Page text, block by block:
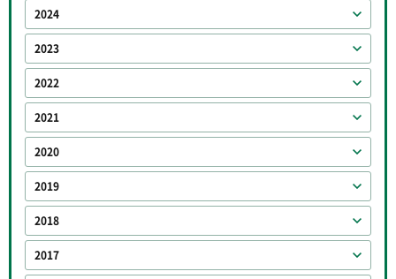
2024
2023
2022
2021
2020
2019
2018
2017